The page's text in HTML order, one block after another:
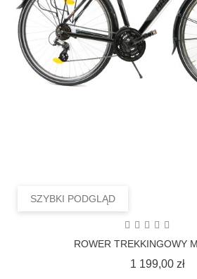
SZYBKI PODGLĄD
ROWER TREKKINGOWY
1 199,00 zł